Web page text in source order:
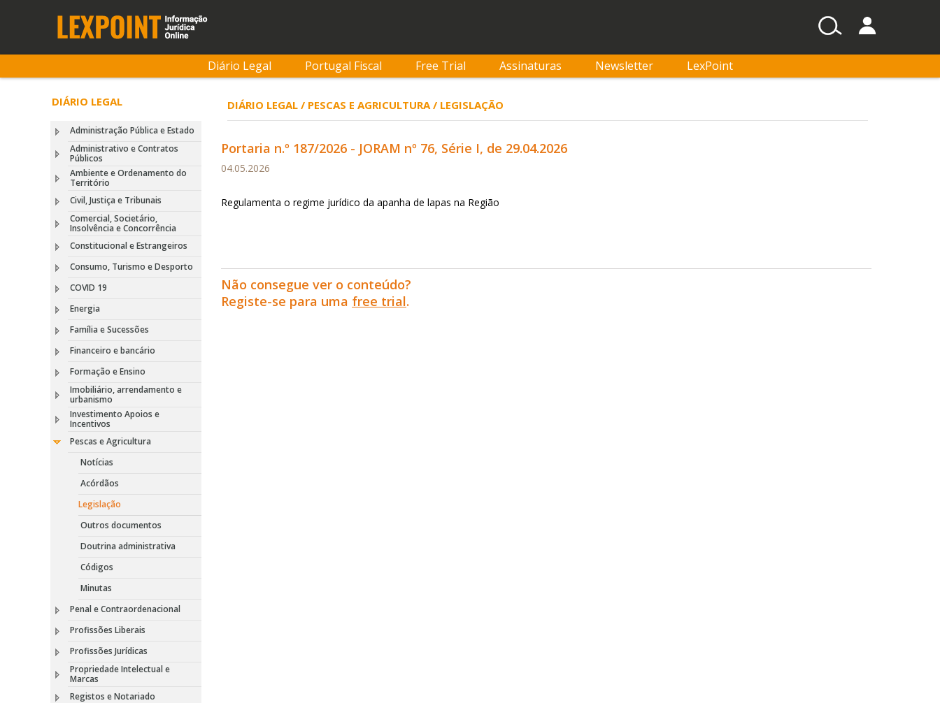
Diário Legal Portugal Fiscal Free Trial Assinaturas Newsletter LexPoint
DIÁRIO LEGAL
Administração Pública e Estado
Administrativo e Contratos
Públicos
Ambiente e Ordenamento do
Território
Civil, Justiça e Tribunais
Comercial, Societário,
Insolvência e Concorrência
Constitucional e Estrangeiros
Consumo, Turismo e Desporto
COVID 19
Energia
Família e Sucessões
Financeiro e bancário
Formação e Ensino
Imobiliário, arrendamento e
urbanismo
Investimento Apoios e
Incentivos
Pescas e Agricultura
Notícias
Acórdãos
Legislação
Outros documentos
Doutrina administrativa
Códigos
Minutas
Penal e Contraordenacional
Profissões Liberais
Profissões Jurídicas
Propriedade Intelectual e
Marcas
Registos e Notariado
DIÁRIO LEGAL / PESCAS E AGRICULTURA / LEGISLAÇÃO
Portaria n.º 187/2026 - JORAM nº 76, Série I, de 29.04.2026
04.05.2026
Regulamenta o regime jurídico da apanha de lapas na Região
Não consegue ver o conteúdo?
Registe-se para uma free trial.